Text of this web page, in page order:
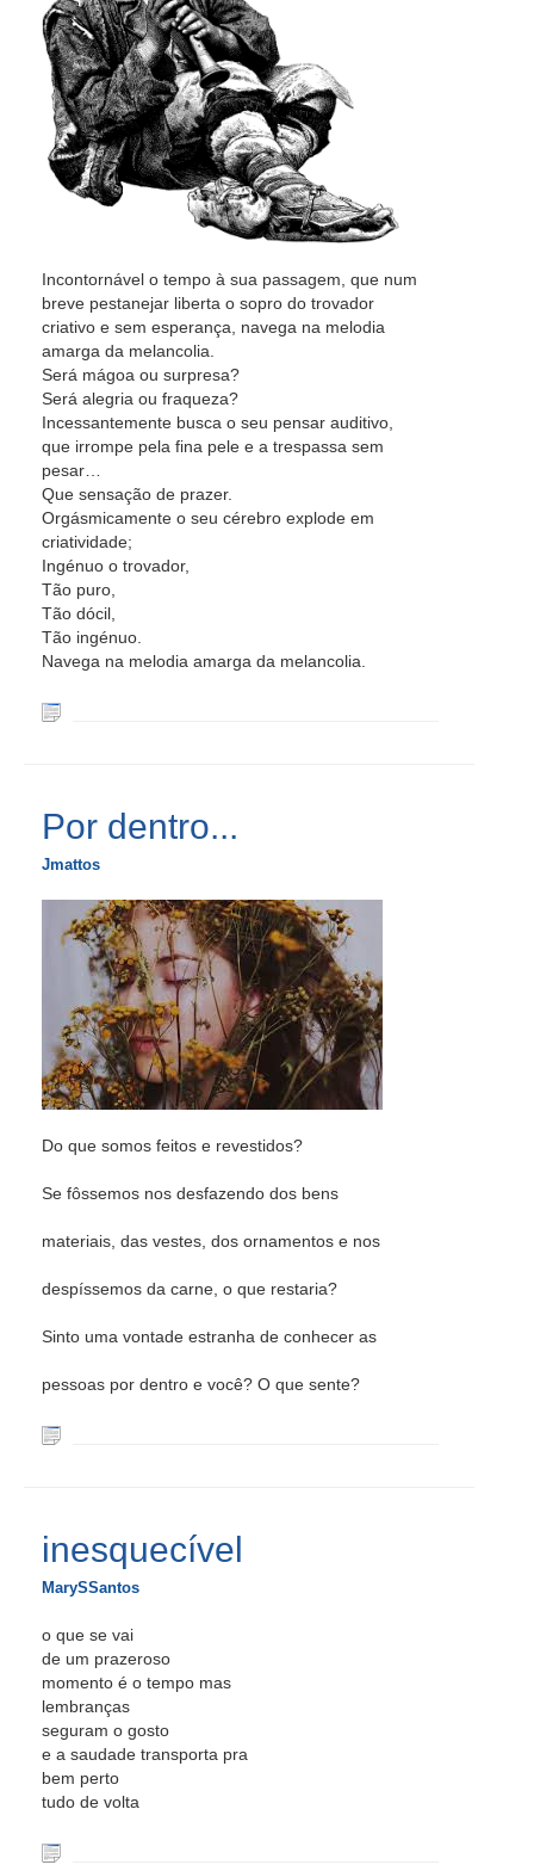
Incontornável o tempo à sua passagem, que num
breve pestanejar liberta o sopro do trovador
criativo e sem esperança, navega na melodia
amarga da melancolia.
Será mágoa ou surpresa?
Será alegria ou fraqueza?
Incessantemente busca o seu pensar auditivo,
que irrompe pela fina pele e a trespassa sem
pesar…
Que sensação de prazer.
Orgásmicamente o seu cérebro explode em
criatividade;
Ingénuo o trovador,
Tão puro,
Tão dócil,
Tão ingénuo.
Navega na melodia amarga da melancolia.
Por dentro...
Jmattos
Do que somos feitos e revestidos?
Se fôssemos nos desfazendo dos bens
materiais, das vestes, dos ornamentos e nos
despíssemos da carne, o que restaria?
Sinto uma vontade estranha de conhecer as
pessoas por dentro e você? O que sente?
inesquecível
MarySSantos
o que se vai
de um prazeroso
momento é o tempo mas
lembranças
seguram o gosto
e a saudade transporta pra
bem perto
tudo de volta